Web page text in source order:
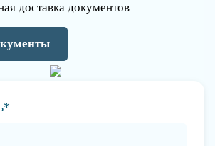
доставка документов